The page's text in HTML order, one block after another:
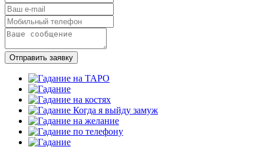
Отправить заявку